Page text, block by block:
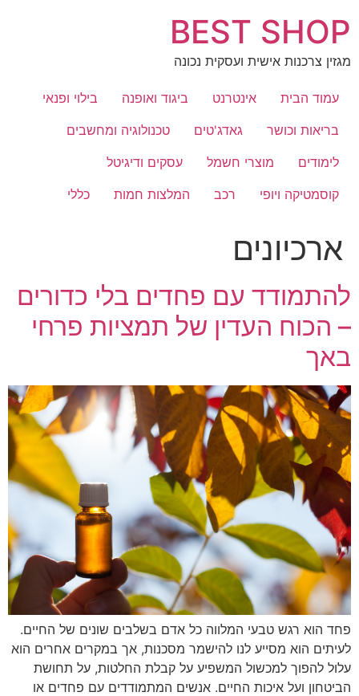
לתוכןBEST SHOP
מגזין צרכנות אישית ועסקית נכונה
עמוד הבית אינטרנט ביגוד ואופנה
בילוי ופנאי
בריאות וכושר
גאדג'טים
טכנולוגיה ומחשבים
לימודים
מוצרי חשמל
עסקים ודיגיטל
קוסמטיקה ויופי
רכב המלצות חמות כללי
ארכיונים
להתמודד עם פחדים בלי כדורים
– הכוח העדין של תמציות פרחי
באך
פחד הוא רגש טבעי המלווה כל אדם בשלבים שונים של החיים.
לעיתים הוא מסייע לנו להישמר מסכנות, אך במקרים אחרים הוא
עלול להפוך למכשול המשפיע על קבלת החלטות, על תחושת
הביטחון ועל איכות החיים. אנשים המתמודדים עם פחדים או